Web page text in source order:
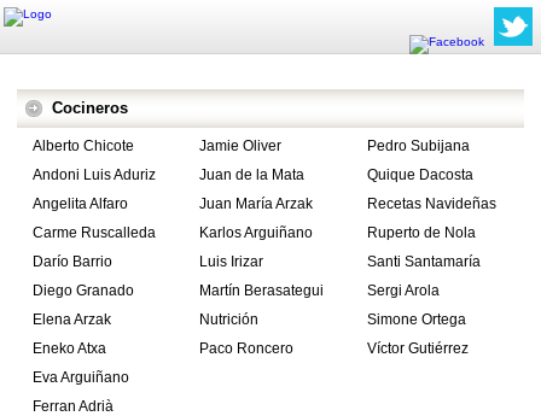
Cocineros
Alberto Chicote
Andoni Luis Aduriz
Angelita Alfaro
Carme Ruscalleda
Darío Barrio
Diego Granado
Elena Arzak
Eneko Atxa
Eva Arguiñano
Ferran Adrià
Jamie Oliver
Juan de la Mata
Juan María Arzak
Karlos Arguiñano
Luis Irizar
Martín Berasategui
Nutrición
Paco Roncero
Pedro Subijana
Quique Dacosta
Recetas Navideñas
Ruperto de Nola
Santi Santamaría
Sergi Arola
Simone Ortega
Víctor Gutiérrez